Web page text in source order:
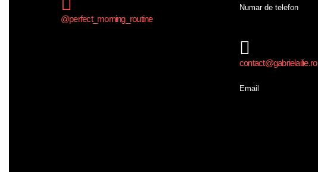
@perfect_morning_routine
Numar de telefon
contact@gabrielailie.ro
Email